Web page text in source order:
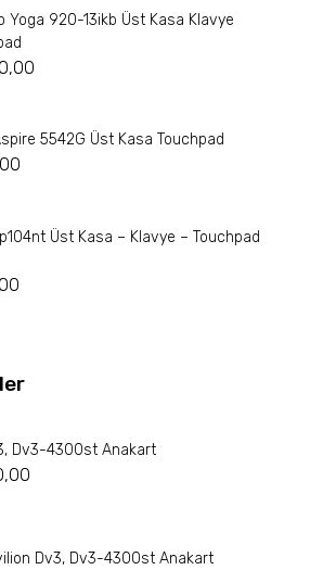
Yoga 920-13ikb Üst Kasa Klavye
5542G Üst Kasa Touchpad
Üst Kasa – Klavye – Touchpad
Dv3-4300st Anakart
Dv3, Dv3-4300st Anakart